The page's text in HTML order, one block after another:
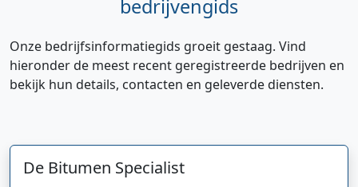
bedrijvengids
Onze bedrijfsinformatiegids groeit gestaag. Vind
hieronder de meest recent geregistreerde bedrijven en
bekijk hun details, contacten en geleverde diensten.
De Bitumen Specialist